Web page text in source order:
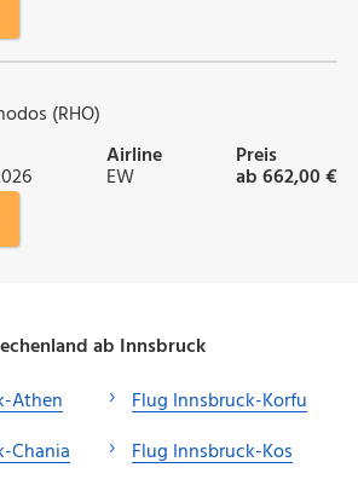
(RHO)
Airline
EW
Preis
ab 662,00 €
ab Innsbruck
Athen
Chania
Flug Innsbruck-Korfu
Flug Innsbruck-Kos